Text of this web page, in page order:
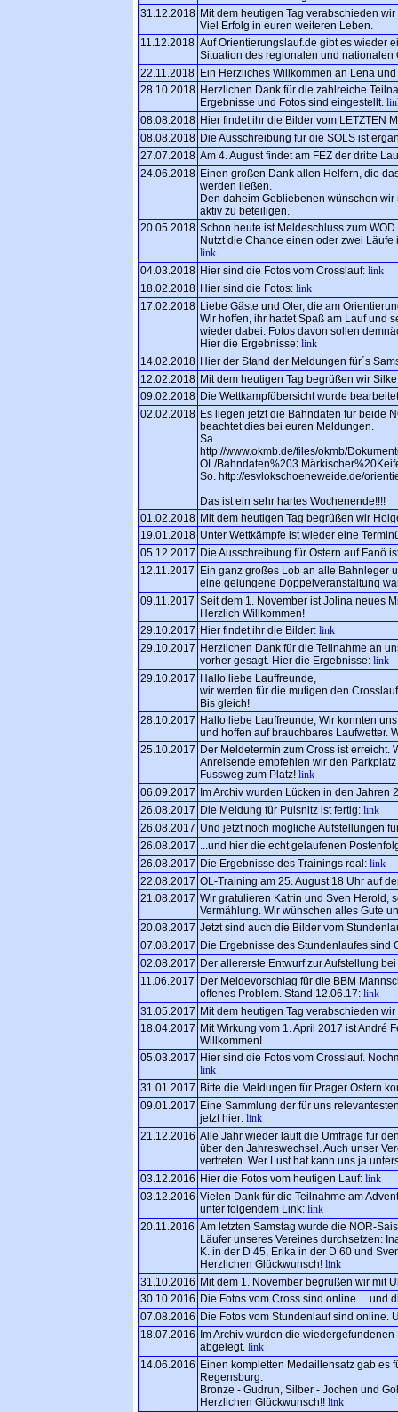
31.12.2018 Mit dem heutigen Tag verabschieden
Viel Erfolg in euren weiteren Leben.
11.12.2018 Auf Orientierungslauf.de gibt es wieder
Situation des regionalen und nationalen
22.11.2018 Ein Herzliches Willkommen an Lena
28.10.2018 Herzlichen Dank für die zahlreiche
Ergebnisse und Fotos sind eingestellt.
08.08.2018 Hier findet ihr die Bilder vom LETZTEN
08.08.2018 Die Ausschreibung für die SOLS ist
27.07.2018 Am 4. August findet am FEZ der dritte
24.06.2018 Einen großen Dank allen Helfern, die
werden ließen.
Den daheim Gebliebenen wünschen
aktiv zu beteiligen.
20.05.2018 Schon heute ist Meldeschluss zum
Nutzt die Chance einen oder zwei
link
04.03.2018 Hier sind die Fotos vom Crosslauf: link
18.02.2018 Hier sind die Fotos: link
17.02.2018 Liebe Gäste und Oler, die am
Wir hoffen, ihr hattet Spaß am Lauf und
wieder dabei. Fotos davon sollen
Hier die Ergebnisse: link
14.02.2018 Hier der Stand der Meldungen für´s
12.02.2018 Mit dem heutigen Tag begrüßen wir
09.02.2018 Die Wettkampfübersicht wurde
02.02.2018 Es liegen jetzt die Bahndaten für beide
beachtet dies bei euren Meldungen.
Sa.
http://www.okmb.de/files/okmb/
OL/
So. http://esvlokschoeneweide.de/
Das ist ein sehr hartes Wochenende!!!!
01.02.2018 Mit dem heutigen Tag begrüßen wir
19.01.2018 Unter Wettkämpfe ist wieder eine
05.12.2017 Die Ausschreibung für Ostern auf Fanö
12.11.2017 Ein ganz großes Lob an alle Bahnleger
eine gelungene Doppelveranstaltung
09.11.2017 Seit dem 1. November ist Jolina neues
Herzlich Willkommen!
29.10.2017 Hier findet ihr die Bilder: link
29.10.2017 Herzlichen Dank für die Teilnahme an
vorher gesagt. Hier die Ergebnisse: link
29.10.2017 Hallo liebe Lauffreunde,
wir werden für die mutigen den
Bis gleich!
28.10.2017 Hallo liebe Lauffreunde, Wir konnten
und hoffen auf brauchbares Laufwetter.
25.10.2017 Der Meldetermin zum Cross ist erreicht.
Anreisende empfehlen wir den
Fussweg zum Platz! link
06.09.2017 Im Archiv wurden Lücken in den Jahren
26.08.2017 Die Meldung für Pulsnitz ist fertig: link
26.08.2017 Und jetzt noch mögliche Aufstellungen
26.08.2017
...und hier die echt gelaufenen
26.08.2017 Die Ergebnisse des Trainings real: link
22.08.2017 OL-Training am 25. August 18 Uhr auf
21.08.2017 Wir gratulieren Katrin und Sven Herold,
Vermählung. Wir wünschen alles Gute
20.08.2017 Jetzt sind auch die Bilder vom
07.08.2017 Die Ergebnisse des Stundenlaufes sind
02.08.2017 Der allererste Entwurf zur Aufstellung
11.06.2017 Der Meldevorschlag für die BBM
offenes Problem. Stand 12.06.17: link
31.05.2017 Mit dem heutigen Tag verabschieden
18.04.2017 Mit Wirkung vom 1. April 2017 ist André
Willkommen!
05.03.2017 Hier sind die Fotos vom Crosslauf.
link
31.01.2017 Bitte die Meldungen für Prager Ostern
09.01.2017 Eine Sammlung der für uns
jetzt hier: link
21.12.2016 Alle Jahr wieder läuft die Umfrage für
über den Jahreswechsel. Auch unser
vertreten. Wer Lust hat kann uns ja
03.12.2016 Hier die Fotos vom heutigen Lauf: link
03.12.2016 Vielen Dank für die Teilnahme am
unter folgendem Link: link
20.11.2016 Am letzten Samstag wurde die NOR-
Läufer unseres Vereines durchsetzen:
K. in der D 45, Erika in der D 60 und
Herzlichen Glückwunsch! link
31.10.2016 Mit dem 1. November begrüßen wir mit
30.10.2016 Die Fotos vom Cross sind online.... und
07.08.2016 Die Fotos vom Stundenlauf sind online.
18.07.2016 Im Archiv wurden die
abgelegt. link
14.06.2016 Einen kompletten Medaillensatz gab es
Regensburg:
Bronze - Gudrun, Silber - Jochen und
Herzlichen Glückwunsch!! link